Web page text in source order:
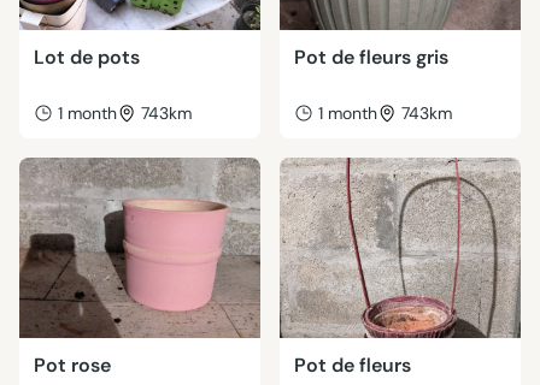
Lot de pots
1 month 743km
Pot de fleurs gris
1 month 743km
Pot rose Pot de fleurs